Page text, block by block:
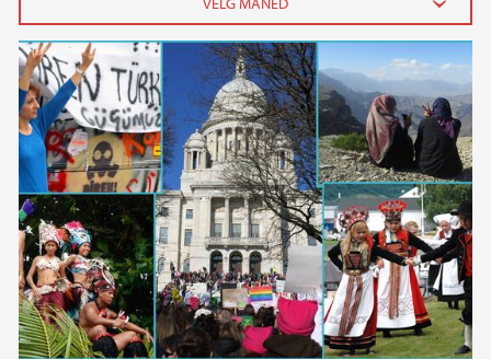
2020
juli (1)
april (1)
2018